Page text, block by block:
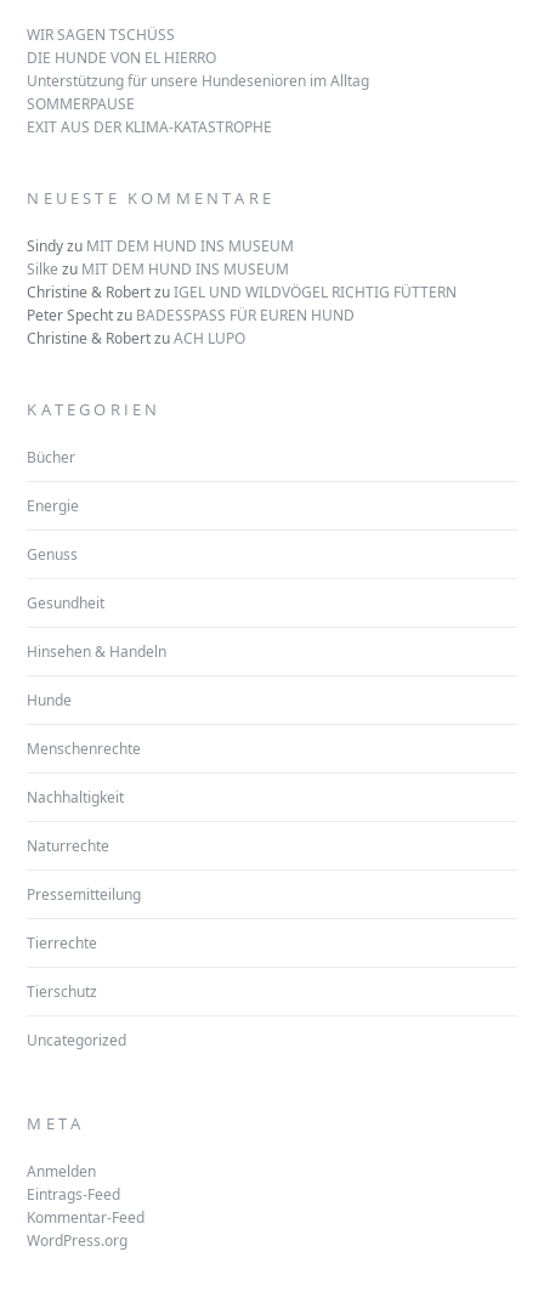
WIR SAGEN TSCHÜSS
DIE HUNDE VON EL HIERRO
Unterstützung für unsere Hundesenioren im Alltag
SOMMERPAUSE
EXIT AUS DER KLIMA-KATASTROPHE
NEUESTE KOMMENTARE
Sindyzu MIT DEM HUND INS MUSEUM
Silke zu MIT DEM HUND INS MUSEUM
Christine & RobertzuIGEL UND WILDVÖGEL RICHTIG FÜTTERN
Peter Spechtzu BADESSPASS FÜR EUREN HUND
Christine & RobertzuACH LUPO
KATEGORIEN
Bücher
Energie
Genuss
Gesundheit
Hinsehen & Handeln
Hunde
Menschenrechte
Nachhaltigkeit
Naturrechte
Pressemitteilung
Tierrechte
Tierschutz
Uncategorized
META
Anmelden
Eintrags-Feed
Kommentar-Feed
WordPress.org